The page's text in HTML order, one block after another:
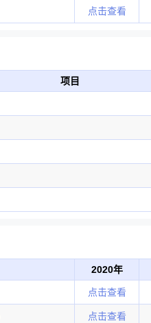
点击查看
项目
2020年
点击查看
点击查看